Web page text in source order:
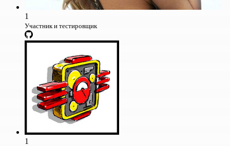
1
Участник и тестировщик
1